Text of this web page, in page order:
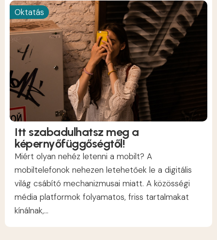
Oktatás
Itt szabadulhatsz meg a
képernyőfüggőségtől!
Miért olyan nehéz letenni a mobilt? A
mobiltelefonok nehezen letehetőek le a digitális
világ csábító mechanizmusai miatt. A közösségi
média platformok folyamatos, friss tartalmakat
kínálnak,...